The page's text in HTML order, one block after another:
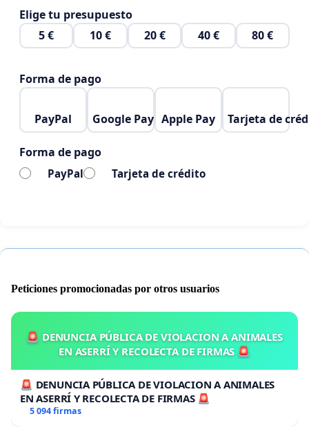
Elige tu presupuesto
5 €
10 € 20 € 40 € 80 €
Forma de pago
PayPal Google Pay Apple Pay Tarjeta de
Forma de pago
PayPal Tarjeta de crédito
Peticiones promocionadas por otros usuarios
🚨 DENUNCIA PÚBLICA DE VIOLACION A ANIMALES
EN ASERRÍ Y RECOLECTA DE FIRMAS 🚨
🚨 DENUNCIA PÚBLICA DE VIOLACION A ANIMALES
EN ASERRÍ Y RECOLECTA DE FIRMAS 🚨
5 094 firmas